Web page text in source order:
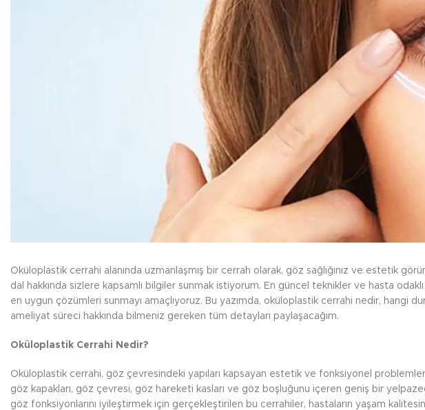
Oküloplastik cerrahi alanında uzmanlaşmış bir cerrah olarak, göz sağlığınız ve estetik
dal hakkında sizlere kapsamlı bilgiler sunmak istiyorum. En güncel teknikler ve hasta
en uygun çözümleri sunmayı amaçlıyoruz. Bu yazımda, oküloplastik cerrahi nedir, hangi
ameliyat süreci hakkında bilmeniz gereken tüm detayları paylaşacağım.
Oküloplastik Cerrahi Nedir?
Oküloplastik cerrahi, göz çevresindeki yapıları kapsayan estetik ve fonksiyonel
göz kapakları, göz çevresi, göz hareketi kasları ve göz boşluğunu içeren geniş bir
göz fonksiyonlarını iyileştirmek için gerçekleştirilen bu cerrahiler, hastaların yaşam